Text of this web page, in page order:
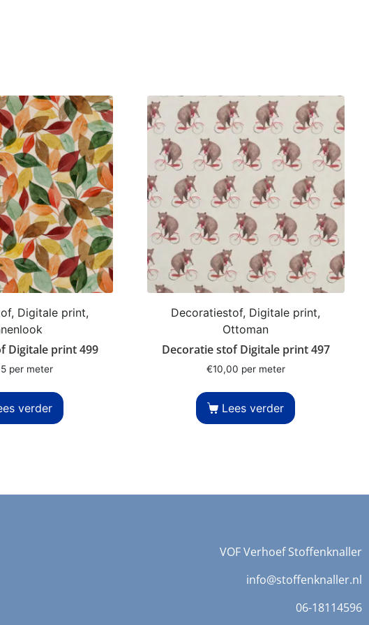
Digitale print,
Digitale print 499
per meter
verder
Decoratiestof, Digitale print,
Ottoman
Decoratie stof Digitale print 497
€10,00 per meter
Lees verder
VOF Verhoef Stoffenknaller
info@stoffenknaller.nl
06-18114596